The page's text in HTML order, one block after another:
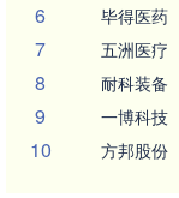
6 毕得医药
7 五洲医疗
8 耐科装备
9 一博科技
10 方邦股份